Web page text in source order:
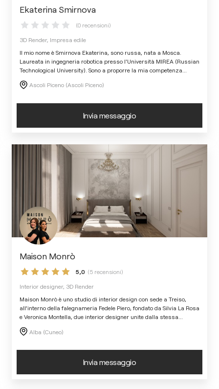
Ekaterina Smirnova
(0 recensioni)
3D Render, Impresa edile
Il mio nome è Smirnova Ekaterina, sono russa, nata a Mosca.
Laureata in ingegneria robotica presso l'Università MIREA (Russian
Technological University). Sono a proporre la mia competenza
Ascoli Piceno (Ascoli Piceno)
Invia messaggio
Maison Monrò
5,0 (5 recensioni)
Interior designer, 3D Render
Maison Monrò è uno studio di interior design con sede a Treiso,
all’interno della falegnameria Fedele Piero, fondato da Silvia La Rosa
e Veronica Montella, due interior designer unite dalla stessa
Alba (Cuneo)
Invia messaggio